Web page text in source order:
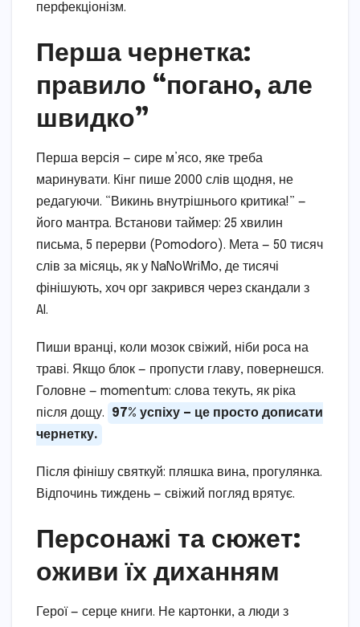
перфекціонізм.
Перша чернетка:
правило “погано, але
швидко”
Перша версія — сире м’ясо, яке треба
маринувати. Кінг пише 2000 слів щодня, не
редагуючи. “Викинь внутрішнього критика!” —
його мантра. Встанови таймер: 25 хвилин
письма, 5 перерви (Pomodoro). Мета — 50 тисяч
слів за місяць, як у NaNoWriMo, де тисячі
фінішують, хоч орг закрився через скандали з
AI.
Пиши вранці, коли мозок свіжий, ніби роса на
траві. Якщо блок — пропусти главу, повернешся.
Головне — momentum: слова текуть, як ріка
після дощу.
97% успіху — це просто дописати
чернетку.
Після фінішу святкуй: пляшка вина, прогулянка.
Відпочинь тиждень — свіжий погляд врятує.
Персонажі та сюжет:
оживи їх диханням
Герої — серце книги. Не картонки, а люди з